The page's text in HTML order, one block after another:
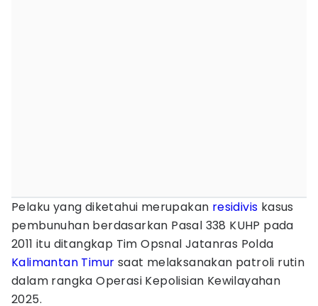
Pelaku yang diketahui merupakan residivis kasus
pembunuhan berdasarkan Pasal 338 KUHP pada
2011 itu ditangkap Tim Opsnal Jatanras Polda
Kalimantan Timur saat melaksanakan patroli rutin
dalam rangka Operasi Kepolisian Kewilayahan
2025.